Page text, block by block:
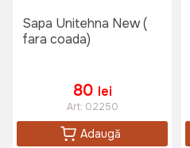
Sapa Unitehna New (
fara coada)
80 lei
Art: 02250
Adaugă